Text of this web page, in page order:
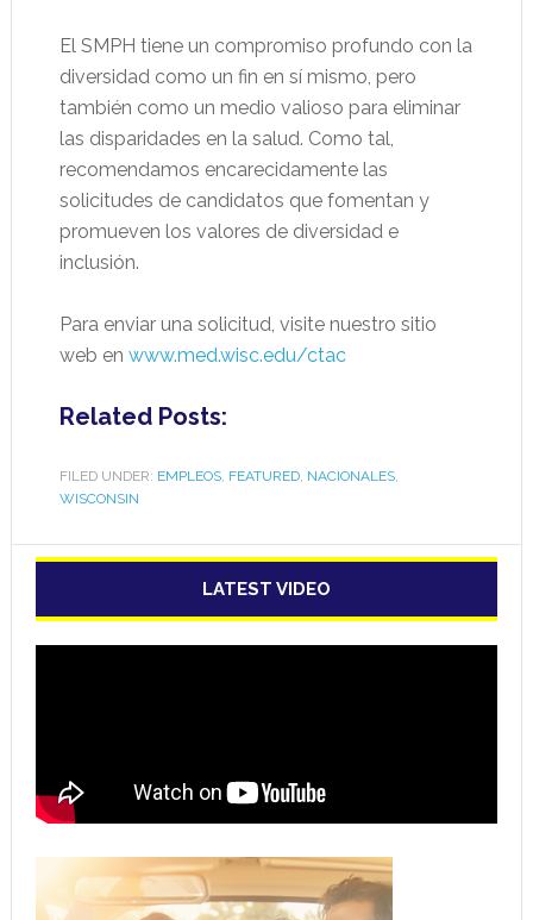
El SMPH tiene un compromiso profundo con la
diversidad como un fin en sí mismo, pero
también como un medio valioso para eliminar
las disparidades en la salud. Como tal,
recomendamos encarecidamente las
solicitudes de candidatos que fomentan y
promueven los valores de diversidad e
inclusión.
Para enviar una solicitud, visite nuestro sitio
web en www.med.wisc.edu/ctac
Related Posts:
FILED UNDER: EMPLEOS, FEATURED, NACIONALES,
WISCONSIN
LATEST VIDEO